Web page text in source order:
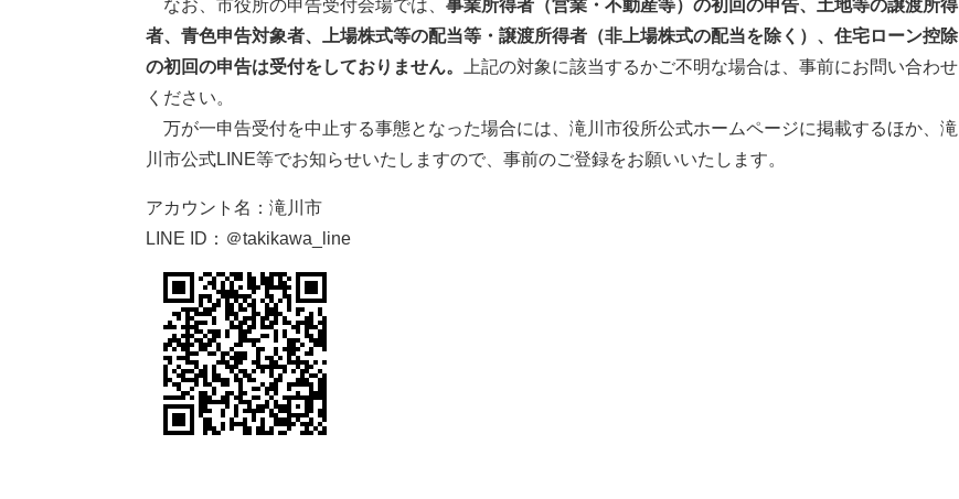
なお、市役所の申告受付会場では、 事業所得者（営業・不動産等）の初回の申告、土地等の譲渡所得
者、青色申告対象者、上場株式等の配当等・譲渡所得者（非上場株式の配当を除く）、住宅ローン控除
の初回の申告は受付をしておりません。
上記の対象に該当するかご不明な場合は、事前にお問い合わせ
ください。
万が一申告受付を中止する事態となった場合には、滝川市役所公式ホームページに掲載するほか、滝
川市公式LINE等でお知らせいたしますので、事前のご登録をお願いいたします。
アカウント名：滝川市
LINE ID：＠takikawa_line